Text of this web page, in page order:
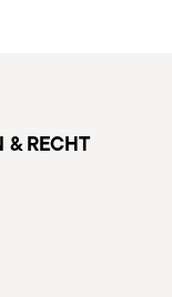
& RECHT